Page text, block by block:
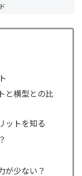
と横型との比
ットを知る
が少ない？